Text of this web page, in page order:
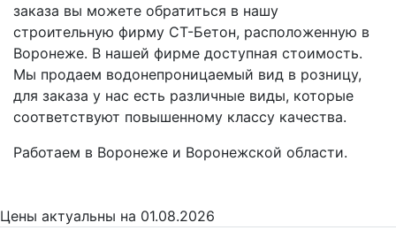
заказа вы можете обратиться в нашу
строительную фирму СТ-Бетон, расположенную в
Воронеже. В нашей фирме доступная стоимость.
Мы продаем водонепроницаемый вид в розницу,
для заказа у нас есть различные виды, которые
соответствуют повышенному классу качества.
Работаем в Воронеже и Воронежской области.
Цены актуальны на 01.08.2026